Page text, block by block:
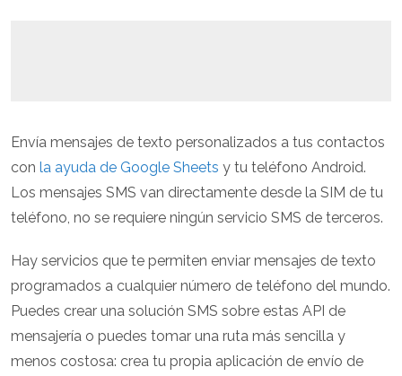
Envía mensajes de texto personalizados a tus contactos
con la ayuda de Google Sheets y tu teléfono Android.
Los mensajes SMS van directamente desde la SIM de tu
teléfono, no se requiere ningún servicio SMS de terceros.
Hay servicios que te permiten enviar mensajes de texto
programados a cualquier número de teléfono del mundo.
Puedes crear una solución SMS sobre estas API de
mensajería o puedes tomar una ruta más sencilla y
menos costosa: crea tu propia aplicación de envío de